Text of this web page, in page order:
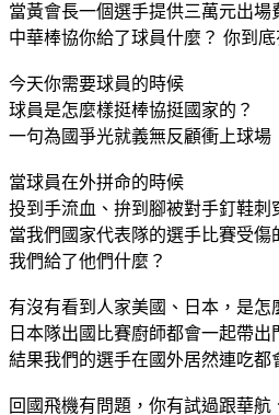
當黃會長一個選手提供三萬元出場
中華棒協你給了球員什麼？ 你到
今天你需要球員的時候
球員是怎麼樣挺棒協挺國家的？
一句為國爭光就義無反顧衝上球場
當球員在外拼命的時候
投到手流血、拚到腳被對手釘鞋刺
當我們國家代表隊的選手比賽受傷
我們給了他們什麼？
有沒有看到人家美國、日本，是怎
日本隊出國比賽廚師都會一起帶出
結果我們的選手在國外居然連吃都
回國飛機有問題，你有試過跟華